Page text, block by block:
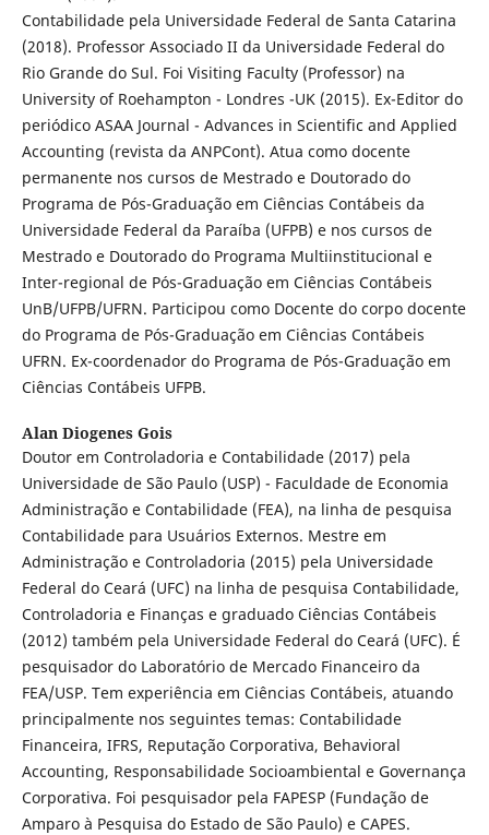
Contabilidade pela Universidade Federal de Santa Catarina
(2018). Professor Associado II da Universidade Federal do
Rio Grande do Sul. Foi Visiting Faculty (Professor) na
University of Roehampton - Londres -UK (2015). Ex-Editor do
periódico ASAA Journal - Advances in Scientific and Applied
Accounting (revista da ANPCont). Atua como docente
permanente nos cursos de Mestrado e Doutorado do
Programa de Pós-Graduação em Ciências Contábeis da
Universidade Federal da Paraíba (UFPB) e nos cursos de
Mestrado e Doutorado do Programa Multiinstitucional e
Inter-regional de Pós-Graduação em Ciências Contábeis
UnB/UFPB/UFRN. Participou como Docente do corpo docente
do Programa de Pós-Graduação em Ciências Contábeis
UFRN. Ex-coordenador do Programa de Pós-Graduação em
Ciências Contábeis UFPB.
Alan Diogenes Gois
Doutor em Controladoria e Contabilidade (2017) pela
Universidade de São Paulo (USP) - Faculdade de Economia
Administração e Contabilidade (FEA), na linha de pesquisa
Contabilidade para Usuários Externos. Mestre em
Administração e Controladoria (2015) pela Universidade
Federal do Ceará (UFC) na linha de pesquisa Contabilidade,
Controladoria e Finanças e graduado Ciências Contábeis
(2012) também pela Universidade Federal do Ceará (UFC). É
pesquisador do Laboratório de Mercado Financeiro da
FEA/USP. Tem experiência em Ciências Contábeis, atuando
principalmente nos seguintes temas: Contabilidade
Financeira, IFRS, Reputação Corporativa, Behavioral
Accounting, Responsabilidade Socioambiental e Governança
Corporativa. Foi pesquisador pela FAPESP (Fundação de
Amparo à Pesquisa do Estado de São Paulo) e CAPES.